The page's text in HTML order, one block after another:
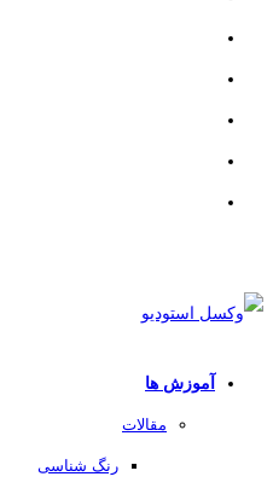
آموزش ها
مقالات
رنگ شناسی